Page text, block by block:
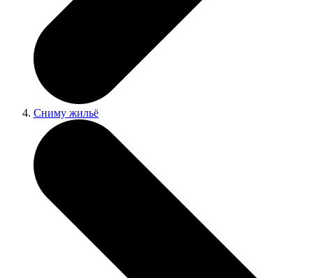
Сниму жильё